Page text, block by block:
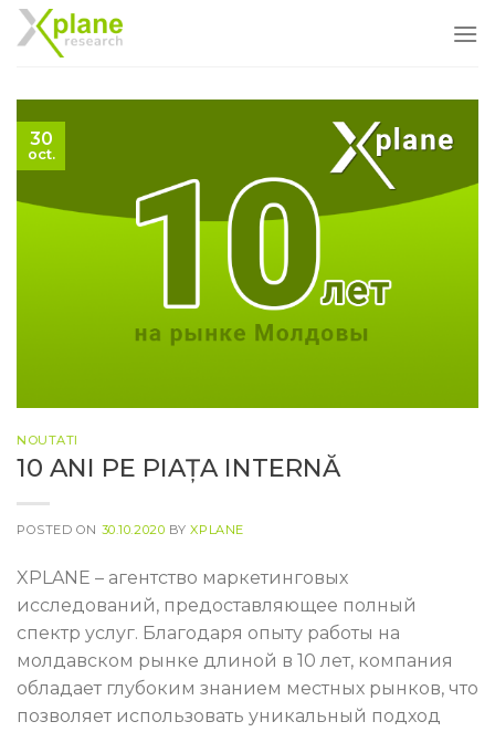
Skip
to
30
oct.
NOUTATI
10 ANI PE PIAȚA INTERNĂ
POSTED ON 30.10.2020 BYXPLANE
XPLANE – агентство маркетинговых
исследований, предоставляющее полный
спектр услуг. Благодаря опыту работы на
молдавском рынке длиной в 10 лет, компания
обладает глубоким знанием местных рынков, что
позволяет использовать уникальный подход